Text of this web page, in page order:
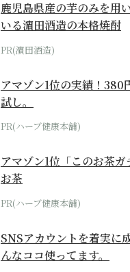
鹿児島県産の芋のみを用
いる濵田酒造の本格焼酎
PR(濵田酒造)
アマゾン1位の実績！380
試し。
PR(ハーブ健康本舗)
アマゾン1位「このお茶
お茶
PR(ハーブ健康本舗)
SNSアカウントを着実に
んなココ使ってます。